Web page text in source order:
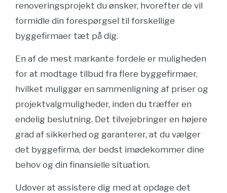
renoveringsprojekt du ønsker, hvorefter de vil
formidle din forespørgsel til forskellige
byggefirmaer tæt på dig.
En af de mest markante fordele er muligheden
for at modtage tilbud fra flere byggefirmaer,
hvilket muliggør en sammenligning af priser og
projektvalgmuligheder, inden du træffer en
endelig beslutning. Det tilvejebringer en højere
grad af sikkerhed og garanterer, at du vælger
det byggefirma, der bedst imødekommer dine
behov og din finansielle situation.
Udover at assistere dig med at opdage det